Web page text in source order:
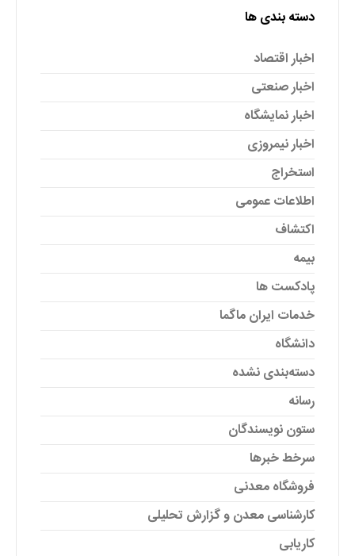
دسته بندی ها
اخبار اقتصاد
اخبار صنعتی
اخبار نمایشگاه
اخبار نیمروزی
استخراج
اطلاعات عمومی
اکتشاف
بیمه
پادکست ها
خدمات ایران ماگما
دانشگاه
دسته‌بندی نشده
رسانه
ستون نویسندگان
سرخط خبرها
فروشگاه معدنی
کارشناسی معدن و گزارش تحلیلی
کاریابی